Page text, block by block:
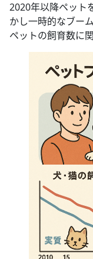
2020年以降ペット
かし一時的なブー
ペットの飼育数に